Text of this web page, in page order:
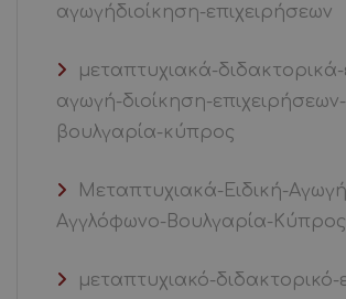
αγωγήδιοίκηση-επιχειρήσεων
μεταπτυχιακά-διδακτορικά-
αγωγή-διοίκηση-επιχειρήσεων-
βουλγαρία-κύπρος
Μεταπτυχιακά-Ειδική-
Αγγλόφωνο-Βουλγαρία-Κύπρος
μεταπτυχιακό-διδακτορικό-